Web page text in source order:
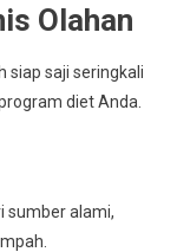
Olahan
siap saji seringkali
diet Anda.
sumber alami,